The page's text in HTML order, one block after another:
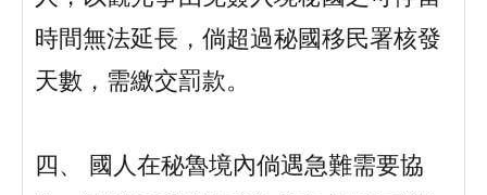
時間無法延長，倘超過秘國移民署核發
天數，需繳交罰款。
四、 國人在秘魯境內倘遇急難需要協